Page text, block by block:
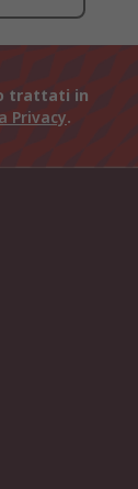
trattati in
Privacy.